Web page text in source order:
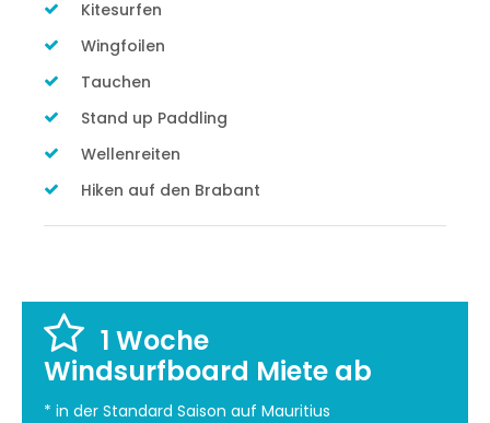
Kitesurfen
Wingfoilen
Tauchen
Stand up Paddling
Wellenreiten
Hiken auf den Brabant
1 Woche
Windsurfboard Miete ab
* in der Standard Saison auf Mauritius